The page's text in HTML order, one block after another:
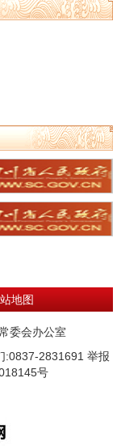
地图
委会办公室
:0837-2831691 举报
号